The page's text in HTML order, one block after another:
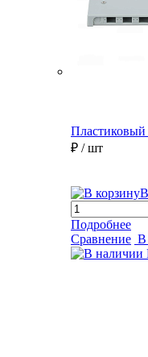
₽ / шт
Подробнее
Сравнение В